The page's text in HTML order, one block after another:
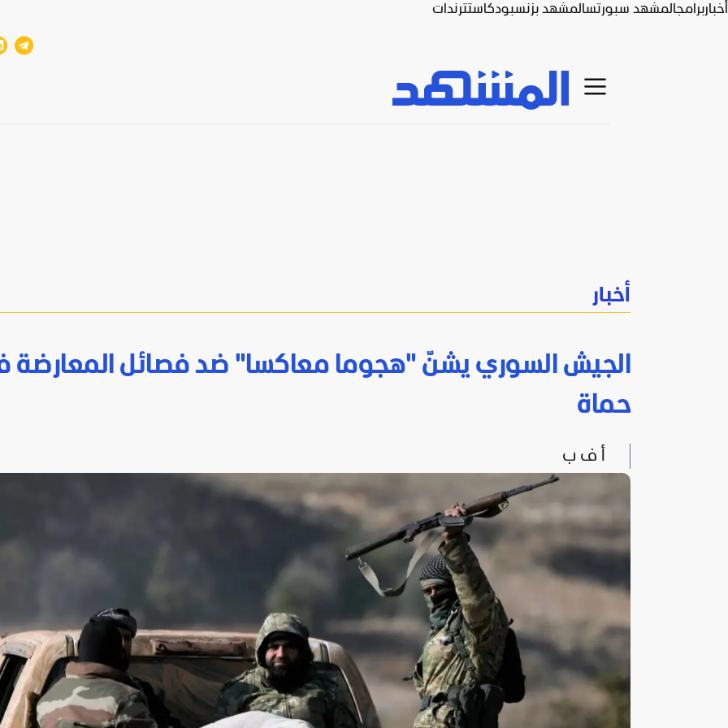
أخباربرامجالمشهد سبورتسالمشهد بزنسبودكاستترندات
أخبار
الجيش السوري يشنّ "هجوما معاكسا" ضد فصائل
حماة
أ ف ب